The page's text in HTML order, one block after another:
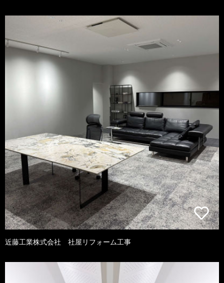
近藤工業株式会社 社屋リフォーム工事